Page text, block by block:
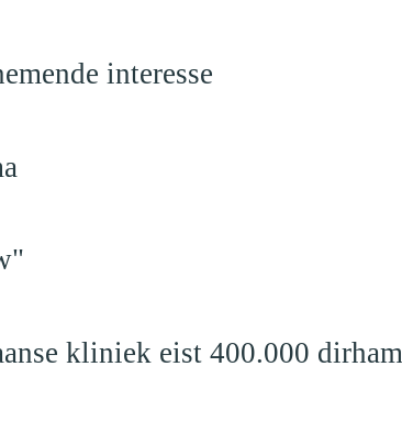
interesse
kliniek eist 400.000 dirham